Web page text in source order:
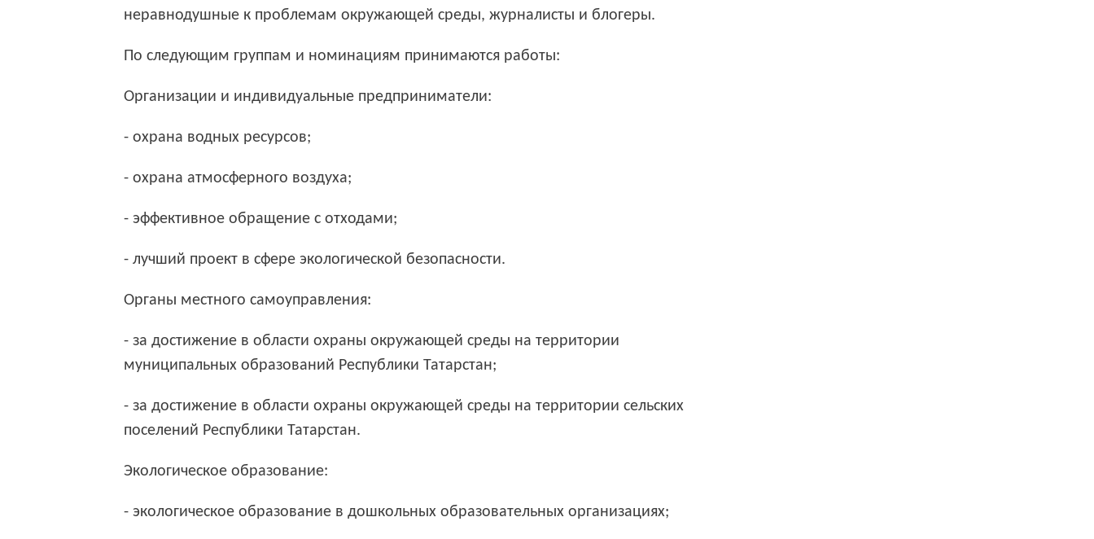
неравнодушные к проблемам окружающей среды, журналисты и блогеры.
По следующим группам и номинациям принимаются работы:
Организации и индивидуальные предприниматели:
- охрана водных ресурсов;
- охрана атмосферного воздуха;
- эффективное обращение с отходами;
- лучший проект в сфере экологической безопасности.
Органы местного самоуправления:
- за достижение в области охраны окружающей среды на территории
муниципальных образований Республики Татарстан;
- за достижение в области охраны окружающей среды на территории сельских
поселений Республики Татарстан.
Экологическое образование:
- экологическое образование в дошкольных образовательных организациях;